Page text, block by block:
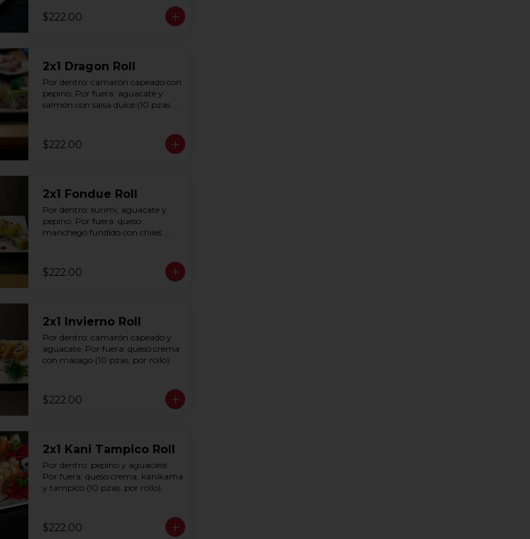
rollo).
$222.00
2x1 Dragon Roll
Por dentro: camarón capeado con
pepino. Por fuera: aguacate y
salmón con salsa dulce (10 pzas.
$222.00
2x1 Fondue Roll
Por dentro: surimi, aguacate y
pepino. Por fuera: queso
manchego fundido con chiles
$222.00
2x1 Invierno Roll
Por dentro: camarón capeado y
aguacate. Por fuera: queso crema
con masago (10 pzas. por rollo).
$222.00
2x1 Kani Tampico Roll
Por dentro: pepino y aguacate.
Por fuera: queso crema, kanikama
y tampico (10 pzas. por rollo).
$222.00